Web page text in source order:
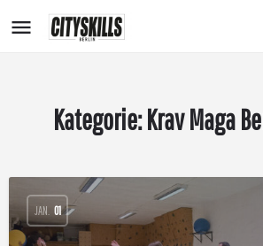
Kategorie:Krav Maga
JAN. 01